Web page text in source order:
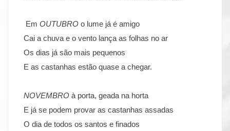
Em OUTUBRO o lume já é amigo
Cai a chuva e o vento lança as folhas no ar
Os dias já são mais pequenos
E as castanhas estão quase a chegar.
NOVEMBRO à porta, geada na horta
E já se podem provar as castanhas assadas
O dia de todos os santos e finados